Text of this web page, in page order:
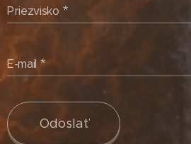
Priezvisko
E-mail
Odoslať